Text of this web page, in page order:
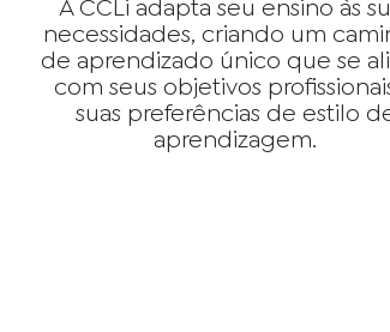
A CCLi adapta seu ensino às
necessidades, criando um
de aprendizado único que se
com seus objetivos
suas preferências de estilo
aprendizagem.